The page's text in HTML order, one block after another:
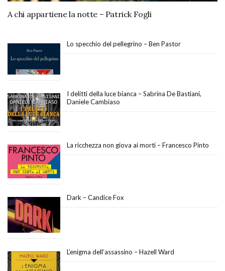
A chi appartiene la notte – Patrick Fogli
Lo specchio del pellegrino – Ben Pastor
I delitti della luce bianca – Sabrina De Bastiani,
Daniele Cambiaso
La ricchezza non giova ai morti – Francesco Pinto
Dark – Candice Fox
L’enigma dell’assassino – Hazell Ward